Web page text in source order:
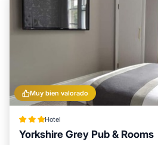
Muy bien valorado
Hotel
Yorkshire Grey Pub & Rooms